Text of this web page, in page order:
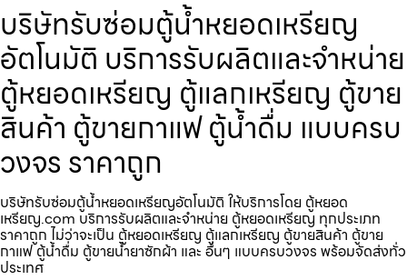
บริษัทรับซ่อมตู้น้ำหยอดเหรียญ​
อัตโนมัติ บริการรับผลิตและจำหน่าย
ตู้หยอดเหรียญ ตู้แลกเหรียญ ตู้ขาย
สินค้า ตู้ขายกาแฟ ตู้น้ำดื่ม แบบครบ
วงจร ราคาถูก
บริษัทรับซ่อมตู้น้ำหยอดเหรียญ​อัตโนมัติ ให้บริการโดย ตู้หยอด
เหรียญ.com บริการรับผลิตและจำหน่าย ตู้หยอดเหรียญ ทุกประเภท
ราคาถูก ไม่ว่าจะเป็น ตู้หยอดเหรียญ ตู้แลกเหรียญ ตู้ขายสินค้า ตู้ขาย
กาแฟ ตู้น้ำดื่ม ตู้ขายน้ำยาซักผ้า และ อื่นๆ แบบครบวงจร พร้อมจัดส่งทั่ว
ประเทศ